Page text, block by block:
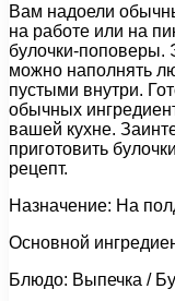
Вам надоели
на работе или на
булочки-поповеры.
можно наполнять
пустыми внутри.
обычных
вашей кухне.
приготовить
рецепт.
Назначение: На
Основной
Блюдо: Выпечка /